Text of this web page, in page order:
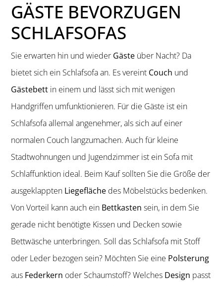
GÄSTE BEVORZUGEN
SCHLAFSOFAS
Sie erwarten hin und wieder Gäste über Nacht? Da
bietet sich ein Schlafsofa an. Es vereint Couch und
Gästebett in einem und lässt sich mit wenigen
Handgriffen umfunktionieren. Für die Gäste ist ein
Schlafsofa allemal angenehmer, als sich auf einer
normalen Couch langzumachen. Auch für kleine
Stadtwohnungen und Jugendzimmer ist ein Sofa mit
Schlaffunktion ideal. Beim Kauf sollten Sie die Größe der
ausgeklappten Liegefläche des Möbelstücks bedenken.
Von Vorteil kann auch ein Bettkasten sein, in dem Sie
gerade nicht benötigte Kissen und Decken sowie
Bettwäsche unterbringen. Soll das Schlafsofa mit Stoff
oder Leder bezogen sein? Möchten Sie eine Polsterung
aus Federkern oder Schaumstoff? Welches Design passt